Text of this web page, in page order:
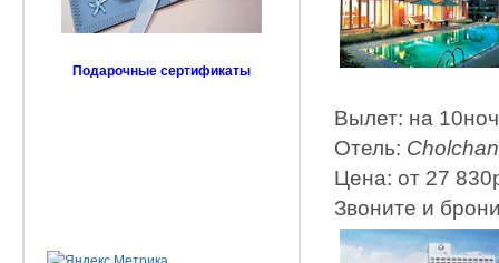
Вылет: на
Отель:
Цена: от 27
Звоните и
Подарочные сертификаты